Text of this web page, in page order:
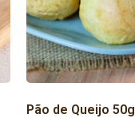
Pão de Queijo 50g